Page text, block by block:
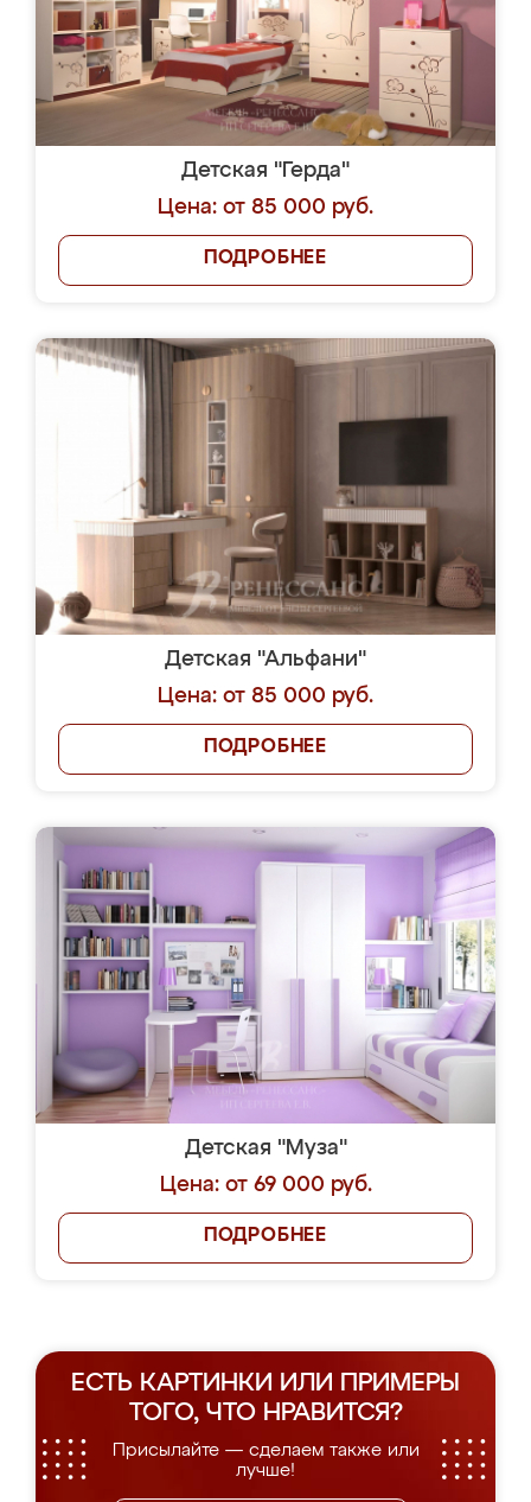
Детская "Герда"
Цена: от 85 000 руб.
ПОДРОБНЕЕ
Детская "Альфани"
Цена: от 85 000 руб.
ПОДРОБНЕЕ
Детская "Муза"
Цена: от 69 000 руб.
ПОДРОБНЕЕ
ЕСТЬ КАРТИНКИ ИЛИ ПРИМЕРЫ
ТОГО, ЧТО НРАВИТСЯ?
Присылайте — сделаем также или
лучше!